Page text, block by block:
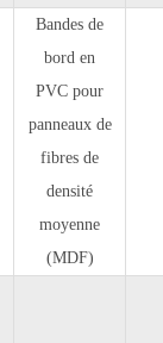
Bandes de
bord en
PVC pour
panneaux de
fibres de
densité
moyenne
(MDF)